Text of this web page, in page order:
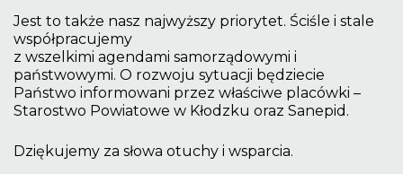
Jest to także nasz najwyższy priorytet. Ściśle i stale
współpracujemy
z wszelkimi agendami samorządowymi i
państwowymi. O rozwoju sytuacji będziecie
Państwo informowani przez właściwe placówki –
Starostwo Powiatowe w Kłodzku oraz Sanepid.
Dziękujemy za słowa otuchy i wsparcia.